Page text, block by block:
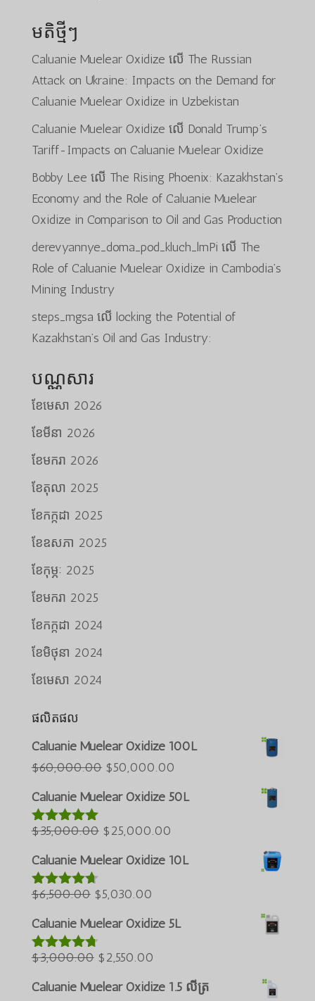
មតិថ្មីៗ
Caluanie Muelear Oxidize លើ The Russian
Attack on Ukraine: Impacts on the Demand for
Caluanie Muelear Oxidize in Uzbekistan
Caluanie Muelear Oxidize លើ Donald Trump’s
Tariff-Impacts on Caluanie Muelear Oxidize
Bobby Lee លើ The Rising Phoenix: Kazakhstan’s
Economy and the Role of Caluanie Muelear
Oxidize in Comparison to Oil and Gas Production
derevyannye_doma_pod_kluch_lmPi លើ The
Role of Caluanie Muelear Oxidize in Cambodia’s
Mining Industry
steps_mgsa លើ locking the Potential of
Kazakhstan’s Oil and Gas Industry:
បណ្ណសារ
ខែ​មេសា 2026
ខែ​មីនា 2026
ខែ​មករា 2026
ខែ​តុលា 2025
ខែ​កក្កដា 2025
ខែ​ឧសភា 2025
ខែ​កុម្ភៈ 2025
ខែ​មករា 2025
ខែ​កក្កដា 2024
ខែ​មិថុនា 2024
ខែ​មេសា 2024
ផលិតផល
Caluanie Muelear Oxidize 100L
$60,000.00 តម្លៃ
ដើមគឺ
។
$50,000.00
Caluanie Muelear Oxidize 50L
វាយតម្លៃ5.00
$35,000.00 តម្លៃ
ដើមគឺ
។
$25,000.00
Caluanie Muelear Oxidize 10L
វាយតម្លៃ
ចំណោម 5
$6,500.00 តម្លៃ
ដើមគឺ
$6,500.00
។
$5,030.00
បច្ចុប្បន្នគឺ
។
Caluanie Muelear Oxidize 5L
វាយតម្លៃ
ចំណោម 5
$3,000.00 តម្លៃ
ដើមគឺ
$2,550.00
បច្ចុប្បន្នគឺ
Caluanie Muelear Oxidize 1.5 លីត្រ
Deutsch (Sie)
Қазақ тілі
Bahasa Melayu
Português do Brasil